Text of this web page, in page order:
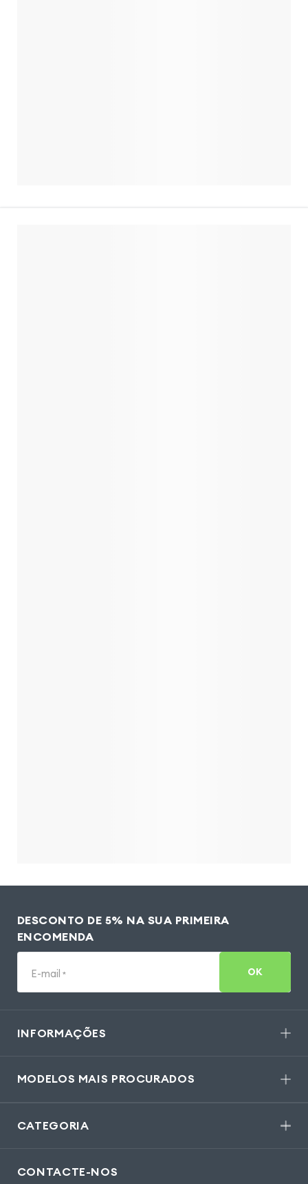
DESCONTO DE 5% NA SUA PRIMEIRA
ENCOMENDA
E-mail * OK
INFORMAÇÕES
MODELOS MAIS PROCURADOS
CATEGORIA
CONTACTE-NOS